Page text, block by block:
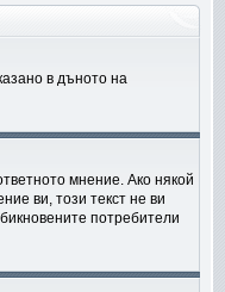
в дъното на
мнение. Ако някой
ви, този текст не ви
потребители